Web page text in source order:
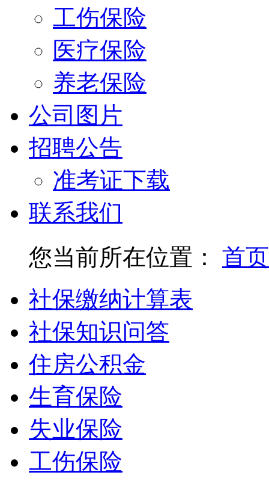
工伤保险
医疗保险
养老保险
公司图片
招聘公告
准考证下载
联系我们
您当前所在位置：
首页
社保缴纳计算表
社保知识问答
住房公积金
生育保险
失业保险
工伤保险